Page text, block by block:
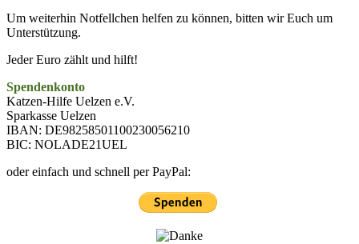
Um weiterhin Notfellchen helfen zu können, bitten wir Euch um
Unterstützung.
Jeder Euro zählt und hilft!
Spendenkonto
Katzen-Hilfe Uelzen e.V.
Sparkasse Uelzen
IBAN: DE98258501100230056210
BIC: NOLADE21UEL
oder einfach und schnell per PayPal: